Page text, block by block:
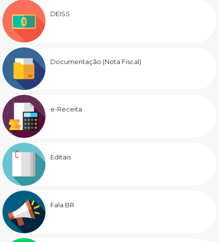
DEISS
Documentação (Nota Fiscal)
e-Receita
Editais
Fala.BR